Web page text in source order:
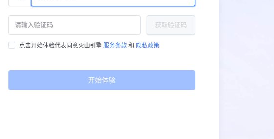
获取验证码
点击开始体验代表同意火山引擎 服务条款 和 隐私政策
开始体验